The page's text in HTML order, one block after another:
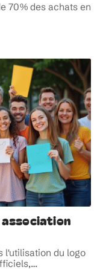
70% des achats en
l'utilisation du logo
…